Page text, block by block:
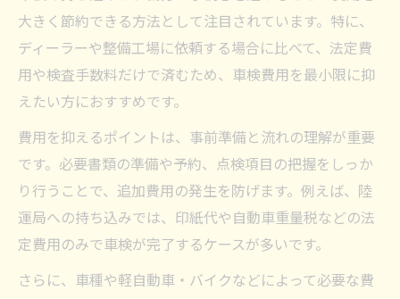
大きく節約できる方法として注目されています。特に、
ディーラーや整備工場に依頼する場合に比べて、法定費
用や検査手数料だけで済むため、車検費用を最小限に抑
えたい方におすすめです。
費用を抑えるポイントは、事前準備と流れの理解が重要
です。必要書類の準備や予約、点検項目の把握をしっか
り行うことで、追加費用の発生を防げます。例えば、陸
運局への持ち込みでは、印紙代や自動車重量税などの法
定費用のみで車検が完了するケースが多いです。
さらに、車種や軽自動車・バイクなどによって必要な費